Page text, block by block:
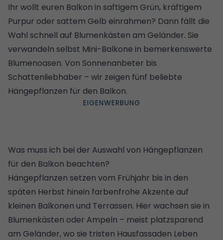
Ihr wollt euren Balkon in saftigem Grün, kräftigem
Purpur oder sattem Gelb einrahmen? Dann fällt die
Wahl schnell auf Blumenkästen am Geländer. Sie
verwandeln selbst Mini-Balkone in bemerkenswerte
Blumenoasen. Von Sonnenanbeter bis
Schattenliebhaber – wir zeigen fünf beliebte
Hängepflanzen für den Balkon.
Was muss ich bei der Auswahl von Hängepflanzen
für den Balkon beachten?
Hängepflanzen setzen vom Frühjahr bis in den
späten Herbst hinein farbenfrohe Akzente auf
kleinen Balkonen und Terrassen. Hier wachsen sie in
Blumenkästen oder Ampeln – meist platzsparend
am Geländer, wo sie tristen Hausfassaden Leben